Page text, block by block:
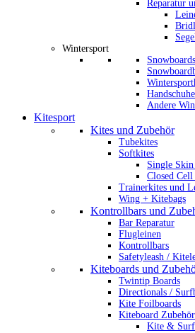
Reparatur
Wintersport
Snowboards
Handschuhe
Andere
Kitesport
Kites und Zubehör
Tubekites
Softkites
Single
Closed
Trainerkites und
Wing + Kitebags
Kontrollbars und
Bar Reparatur
Flugleinen
Kontrollbars
Safetyleash /
Kiteboards und
Twintip Boards
Directionals /
Kite Foilboards
Kiteboard Zubehör
Kite & Surf